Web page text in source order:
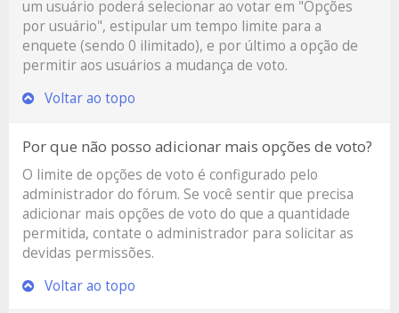
um usuário poderá selecionar ao votar em "Opções
por usuário", estipular um tempo limite para a
enquete (sendo 0 ilimitado), e por último a opção de
permitir aos usuários a mudança de voto.
Voltar ao topo
Por que não posso adicionar mais opções de voto?
O limite de opções de voto é configurado pelo
administrador do fórum. Se você sentir que precisa
adicionar mais opções de voto do que a quantidade
permitida, contate o administrador para solicitar as
devidas permissões.
Voltar ao topo